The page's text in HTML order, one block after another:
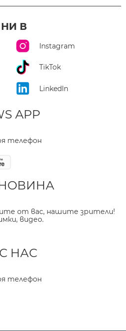
В
Instagram
TikTok
LinkedIn
APP
телефон
от вас, нашите зрители!
видео.
НАС
телефон